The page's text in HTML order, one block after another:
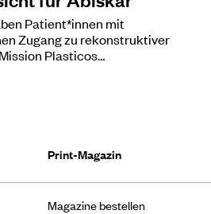
Patient*innen mit
Zugang zu rekonstruktiver
Plasticos…
Print-Magazin
Magazine bestellen